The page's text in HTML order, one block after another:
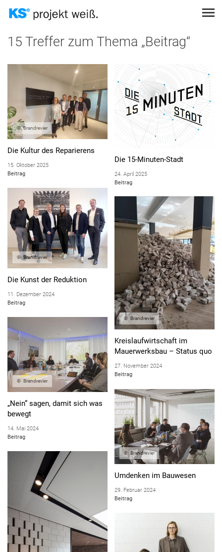
zum
Inhalt
Themen
TOPOGRAFISCHE GEGEBENHEITEN
NUTZUNGSKONZEPTE
ÖKOLOGISCHES BAUEN
BRANDSCHUTZ
SICHTMAUERWERK
KOSTENGÜNSTIGES BAUEN
WÄRMESCHUTZ
DEMOGRAFISCHE GEGEBENHEITEN
FLÄCHENEFFIZIENTES BAUEN
RAUMKLIMA
SERIELLES BAUEN
NACHHALTIGES BAUEN
ENERGIEEFFIZIENTES BAUEN
BAUEN IM BESTAND
ANMELDEN
15 Treffer zum Thema „Beitrag“
Brandrevier
Die Kultur des Reparierens
15. Oktober 2025
Beitrag
Die 15-Minuten-Stadt
24. April 2025
Beitrag
Brandrevier
Die Kunst der Reduktion
11. Dezember 2024
Beitrag
Brandrevier
Kreislaufwirtschaft im
Mauerwerksbau – Status quo
27. November 2024
Beitrag
Brandrevier
„Nein“ sagen, damit sich was
bewegt
14. Mai 2024
Beitrag
Brandrevier
Umdenken im Bauwesen
29. Februar 2024
Beitrag